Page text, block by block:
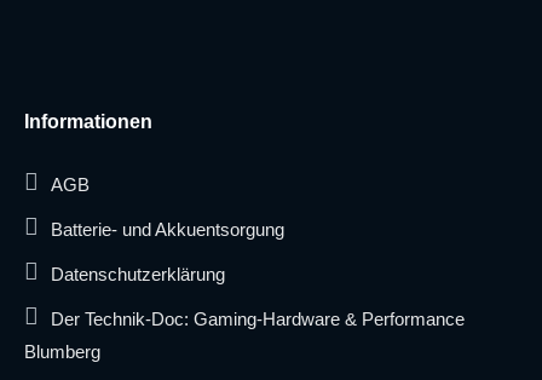
Informationen
AGB
Batterie- und Akkuentsorgung
Datenschutzerklärung
Der Technik-Doc: Gaming-Hardware & Performance
Blumberg